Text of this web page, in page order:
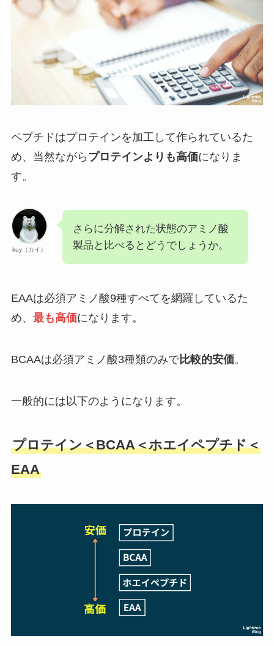
ペプチドはプロテインを加工して作られているた
め、当然ながら プロテインよりも高価になりま
す。
kuy（カイ）
さらに分解された状態のアミノ酸
製品と比べるとどうでしょうか。
EAAは必須アミノ酸9種すべてを網羅しているた
め、 最も高価になります。
BCAAは必須アミノ酸3種類のみで比較的安価。
一般的には以下のようになります。
プロテイン＜BCAA＜ホエイペプチド＜
EAA